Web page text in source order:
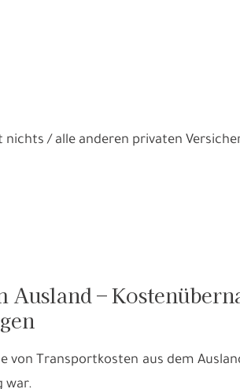
nichts alle anderen privaten
Ausland –
von Transportkosten aus dem
war.